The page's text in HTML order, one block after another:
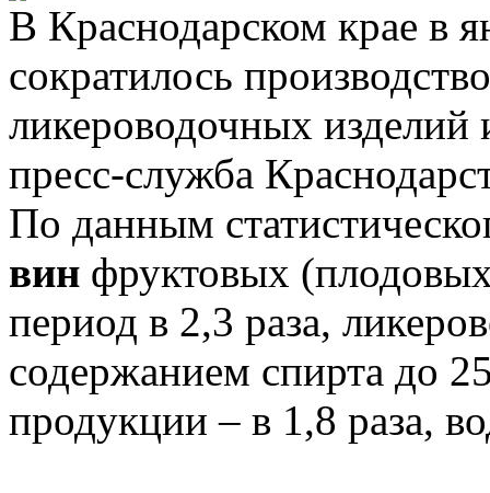
В Краснодарском крае в
сократилось
ликероводочных
пресс-служба
По данным
вин фруктовых
период в 2,3 раза,
содержанием спирта до
продукции – в 1,8 раза,